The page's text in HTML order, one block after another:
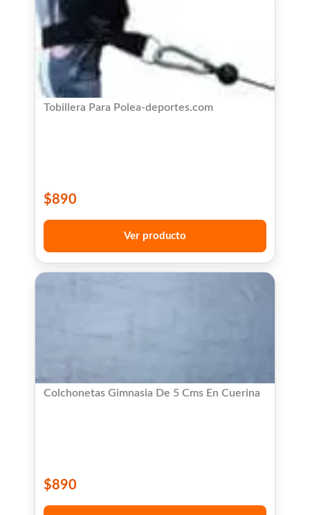
Tobillera Para Polea-deportes.com
$890
Ver producto
Colchonetas Gimnasia De 5 Cms En Cuerina
$890